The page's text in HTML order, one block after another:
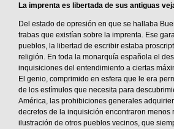
La imprenta es libertada de sus antiguas
Del estado de opresión en que se hallaba
trabas que existían sobre la imprenta. Ese
pueblos, la libertad de escribir estaba
religión. En toda la monarquía española el
inquisiciones del entendimiento a ciertas
El genio, comprimido en esfera que le era
de los estímulos que necesita para
América, las prohibiciones generales
decretos de la inquisición encontraron
ilustración de otros pueblos vecinos, que